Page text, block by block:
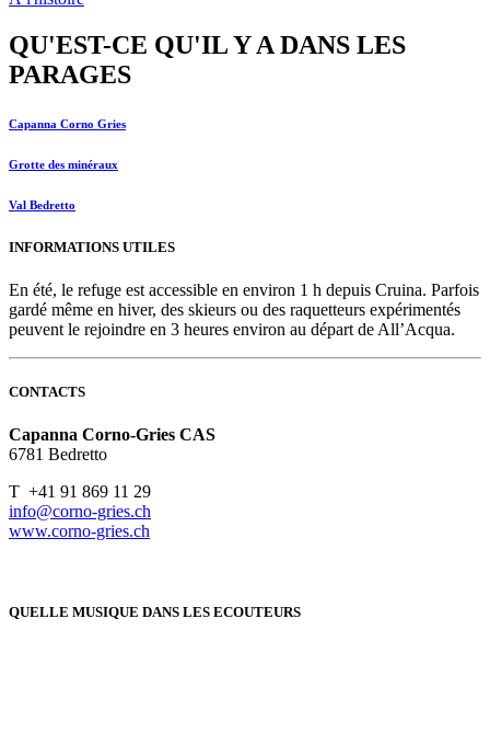
QU'EST-CE QU'IL Y A DANS LES
PARAGES
Capanna Corno Gries
Grotte des minéraux
Val Bedretto
INFORMATIONS UTILES
En été, le refuge est accessible en environ 1 h depuis Cruina. Parfois
gardé même en hiver, des skieurs ou des raquetteurs expérimentés
peuvent le rejoindre en 3 heures environ au départ de All’Acqua.
CONTACTS
Capanna Corno-Gries CAS
6781 Bedretto
T +41 91 869 11 29
info@corno-gries.ch
www.corno-gries.ch
QUELLE MUSIQUE DANS LES ECOUTEURS